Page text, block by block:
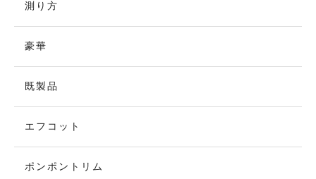
測り方
豪華
既製品
エフコット
ポンポントリム